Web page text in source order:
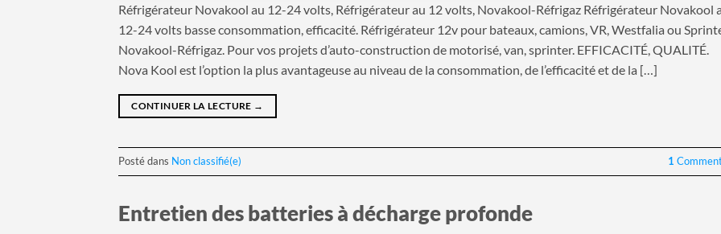
Réfrigérateur Novakool au 12-24 volts, Réfrigérateur au 12 volts, Novakool-Réfrigaz Réfrigérateur Novakool
12-24 volts basse consommation, efficacité. Réfrigérateur 12v pour bateaux, camions, VR, Westfalia ou
Novakool-Réfrigaz. Pour vos projets d’auto-construction de motorisé, van, sprinter. EFFICACITÉ, QUALITÉ.
Nova Kool est l’option la plus avantageuse au niveau de la consommation, de l’efficacité et de la […]
CONTINUER LA LECTURE →
Posté dans Non classifié(e) 1
Entretien des batteries à décharge profonde